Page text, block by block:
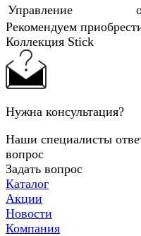
Управление
Рекомендуем
Коллекция Stick
Нужна консультация?
Наши специалисты
вопрос
Задать вопрос
Каталог
Акции
Новости
Компания